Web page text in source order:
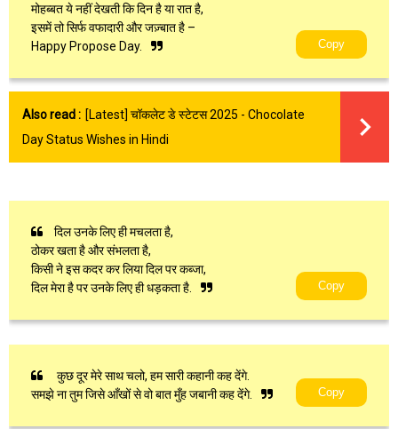
मोहब्बत ये नहीं देखती कि दिन है या रात है,
इसमें तो सिर्फ वफादारी और जज़्बात है –
Happy Propose Day.
Copy
Also read : [Latest] चॉकलेट डे स्टेटस 2025 - Chocolate
Day Status Wishes in Hindi
दिल उनके लिए ही मचलता है,
ठोकर खता है और संभलता है,
किसी ने इस कदर कर लिया दिल पर कब्जा,
दिल मेरा है पर उनके लिए ही धड़कता है.
Copy
कुछ दूर मेरे साथ चलो, हम सारी कहानी कह देंगे.
समझे ना तुम जिसे आँखों से वो बात मुँह जबानी कह देंगे.
Copy